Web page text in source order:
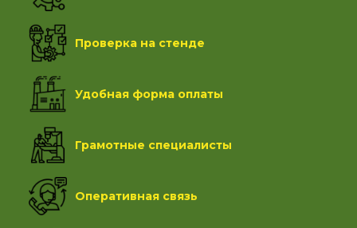
Проверка на стенде
Удобная форма оплаты
Грамотные специалисты
Оперативная связь